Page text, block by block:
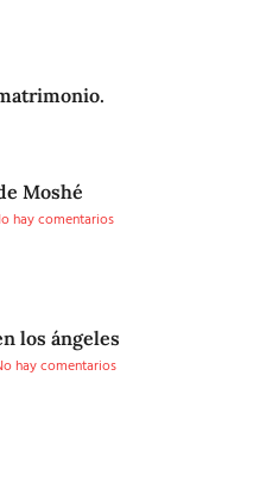
Moshé
hay comentarios
los ángeles
hay comentarios